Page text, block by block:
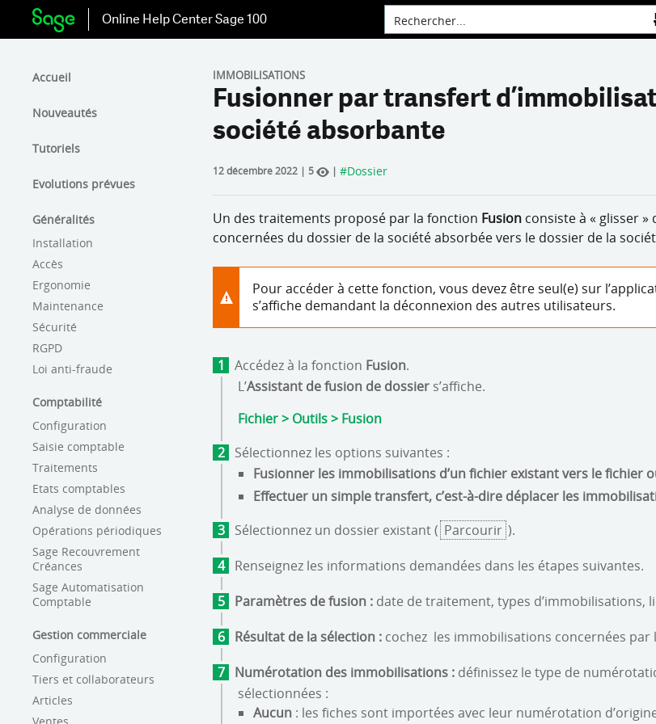
Online Help CenterSage 100
Accueil
Nouveautés
Tutoriels
Evolutions prévues
Généralités
Installation
Accès
Ergonomie
Maintenance
Sécurité
RGPD
Loi anti-fraude
Comptabilité
Configuration
Saisie comptable
Traitements
Etats comptables
Analyse de données
Opérations périodiques
Sage Recouvrement
Créances
Sage Automatisation
Comptable
Gestion commerciale
Configuration
Tiers et collaborateurs
Articles
IMMOBILISATIONS
Fusionner par transfert
société absorbante
12 décembre 2022 | 5 | #Dossier
Un des traitements proposé par la fonction Fusionconsiste à « glisser
concernées du dossier de la société absorbée vers le dos­sier de la
Pour accéder à cette fonction, vous devez être seul(e) sur
s’affiche demandant la déconnexion des autres utilisateurs.
Accédez à la fonction Fusion.
L’Assistant de fusion de dossier s’affiche.
Fichier > Outils > Fusion
Sélectionnez les options suivantes :
Fusionner les immobilisations d’un fichier existant vers le fichier
Effectuer un simple transfert, c’est-à-dire déplacer les
Sélectionnez un dossier existant ( Parcourir ).
Renseignez les informations demandées dans les étapes suivantes.
Paramètres de fusion : date de traitement, types d’immobilisations,
Résultat de la sélection : cochez les immobilisations concernées par
Numérotation des immobilisations : définissez le type de
sélectionnées :
Aucun : les fiches sont importées avec leur numérotation